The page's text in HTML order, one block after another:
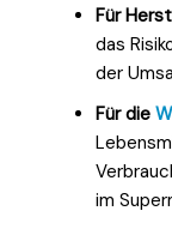
Für
das
der
Für die
im